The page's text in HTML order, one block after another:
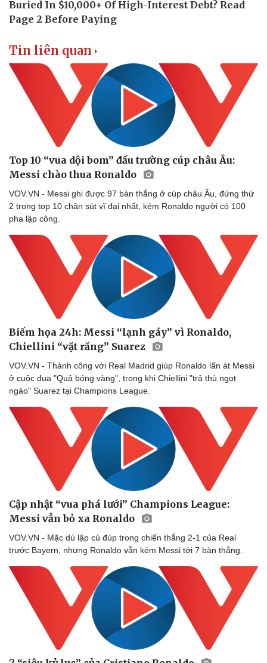
Doanh nghiệp
Thông tin doanh nghiệp
Doanh nghiệp 24h
Doanh nhân
Công nghệ
Tin Công nghệ
Tin liên quan
Top 10 “vua dội bom” đấu trường cúp châu Âu:
Messi chào thua Ronaldo
VOV.VN - Messi ghi được 97 bàn thắng ở cúp châu Âu, đứng thứ
2 trong top 10 chân sút vĩ đại nhất, kém Ronaldo người có 100
pha lập công.
Biếm họa 24h: Messi “lạnh gáy” vì Ronaldo,
Chiellini “vặt răng” Suarez
VOV.VN - Thành công với Real Madrid giúp Ronaldo lấn át Messi
ở cuộc đua "Quả bóng vàng", trong khi Chiellini "trả thù ngọt
ngào" Suarez tại Champions League.
Cập nhật “vua phá lưới” Champions League:
Messi vẫn bỏ xa Ronaldo
VOV.VN - Mặc dù lập cú đúp trong chiến thắng 2-1 của Real
trước Bayern, nhưng Ronaldo vẫn kém Messi tới 7 bàn thắng.